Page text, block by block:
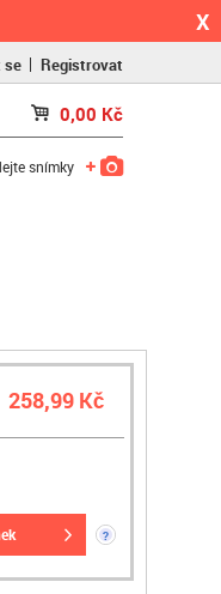
X
se Registrovat
0,00 Kč
snímky
258,99 Kč
?